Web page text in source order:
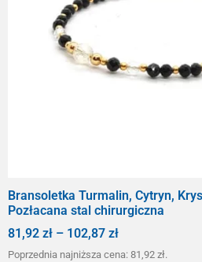
Bransoletka Turmalin, Cytryn,
Pozłacana stal chirurgiczna
81,92 zł – 102,87 zł
Poprzednia najniższa cena: 81,92 zł.